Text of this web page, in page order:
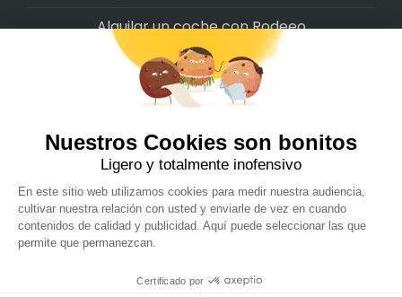
Alquilar un coche con Rodeeo
Alquilar una moto con Rodeeo
Alquilar una scooter con Rodeeo
Alquilar una bicicleta con Rodeeo
Rodeeo SAS © 2022-Politica de privacidad